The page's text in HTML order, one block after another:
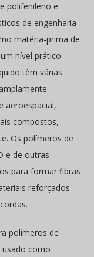
polifenileno e
de engenharia
matéria-prima de
nível prático
têm várias
aeroespacial,
compostos,
Os polímeros de
e de outras
para formar fibras
reforçados
polímeros de
como